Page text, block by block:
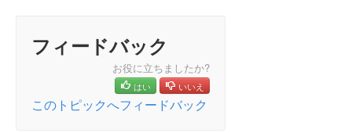
SPS/LifeKeeper for Windows の一般的な ソリューシ
ョン
LifeKeeper で OpenJDK をデプロイする
コマンドプロンプトから SIOS Protection
Suite/LifeKeeper コマンドを実行しようとしたときにエ
フィードバック
お役に立ちましたか?
はい いいえ
このトピックへフィードバック